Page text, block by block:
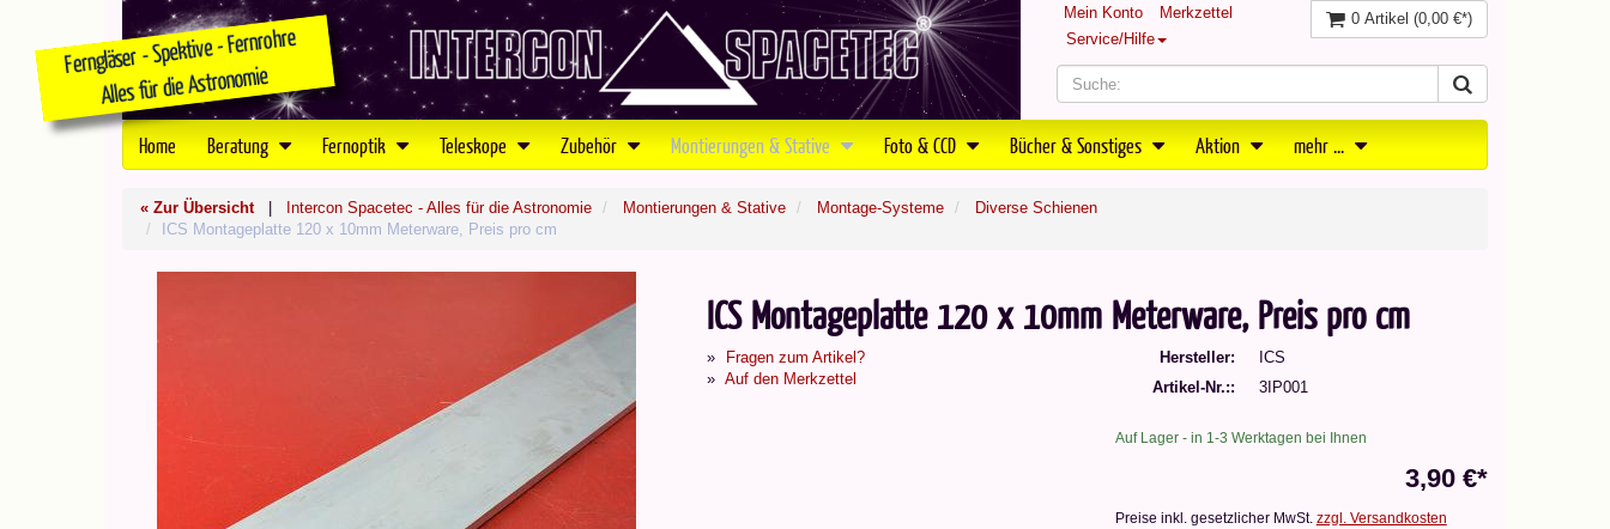
Mein Konto
Merkzettel
Service/Hilfe
0 Artikel (0,00 €*)
Home Beratung Fernoptik Teleskope Zubehör Montierungen & Stative Foto & CCD Bücher & Sonstiges Aktion mehr ...
« Zur Übersicht| Intercon Spacetec - Alles für die Astronomie Montierungen & Stative Montage-Systeme
Diverse Schienen
ICS Montageplatte 120 x 10mm Meterware, Preis pro cm
ICS Montageplatte 120 x 10mm Meterware, Preis pro cm
Fragen zum Artikel?
Auf den Merkzettel
Hersteller
ICS
Artikel-Nr.:
3IP001
Auf Lager - in 1-3 Werktagen bei Ihnen
3,90 €*
Preise inkl. gesetzlicher MwSt. zzgl. Versandkosten